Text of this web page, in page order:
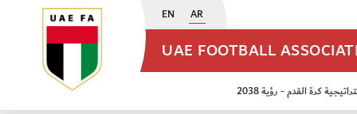
EN AR
UAE FOOTBALL
كرة القدم - رؤية 2038